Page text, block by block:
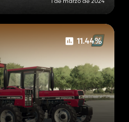
11.44%